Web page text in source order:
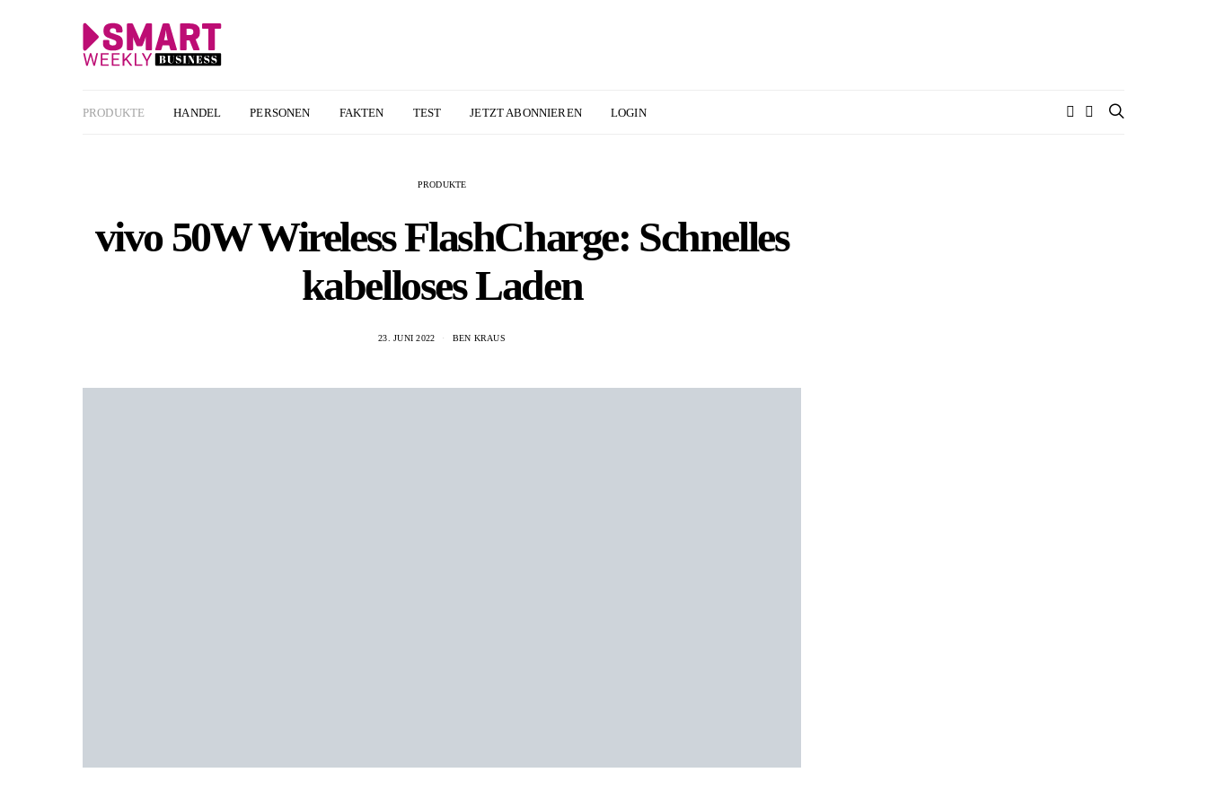
PRODUKTE HANDEL PERSONEN FAKTEN TEST JETZT ABONNIEREN LOGIN
PRODUKTE
vivo 50W Wireless FlashCharge: Schnelles
kabelloses Laden
23. JUNI 2022 BEN KRAUS